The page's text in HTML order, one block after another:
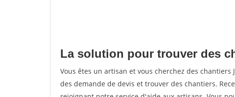
La solution pour trouver des
Vous êtes un artisan et vous cherchez des
des demande de devis et trouver des chantiers.